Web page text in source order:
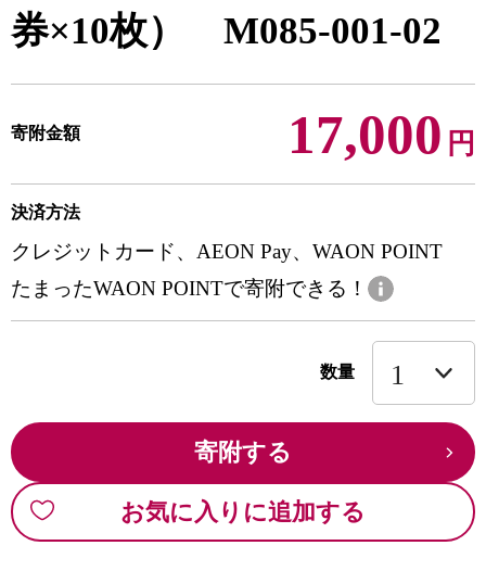
券×10枚） M085-001-02
寄附金額 17,000 円
決済方法
クレジットカード、AEON Pay、WAON POINT
たまったWAON POINTで寄附できる！
数量
寄附する
お気に入りに追加する